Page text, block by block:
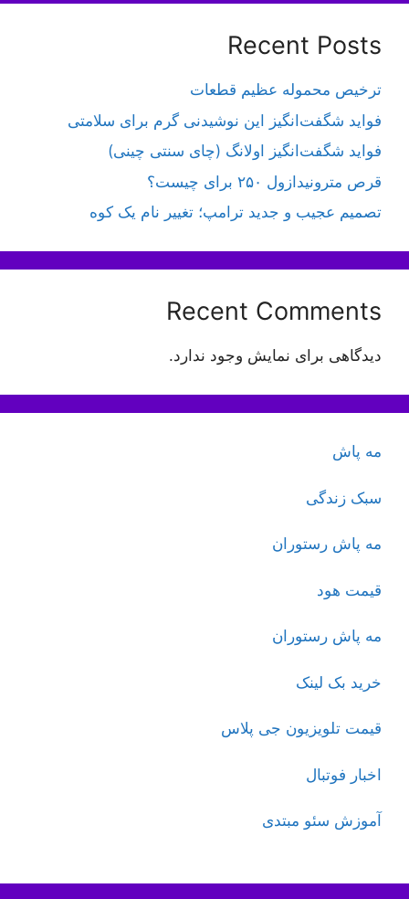
Recent Posts
ترخیص محموله عظیم قطعات
فواید شگفت‌انگیز این نوشیدنی گرم برای سلامتی
فواید شگفت‌انگیز اولانگ (چای سنتی چینی)
قرص مترونیدازول ۲۵۰ برای چیست؟
تصمیم عجیب و جدید ترامپ؛ تغییر نام یک کوه
Recent Comments
دیدگاهی برای نمایش وجود ندارد.
مه پاش
سبک زندگی
مه پاش رستوران
قیمت هود
مه پاش رستوران
خرید بک لینک
قیمت تلویزیون جی پلاس
اخبار فوتبال
آموزش سئو مبتدی